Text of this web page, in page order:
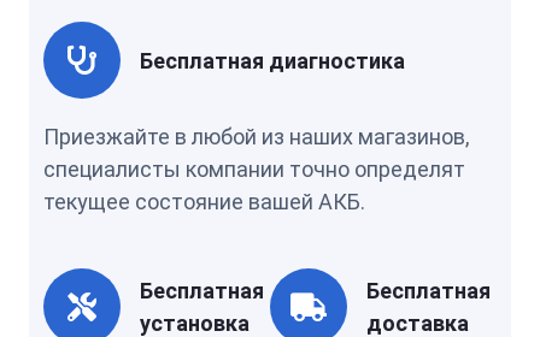
Бесплатная диагностика
Приезжайте в любой из наших магазинов,
специалисты компании точно определят
текущее состояние вашей АКБ.
Бесплатная
установка
Бесплатная
доставка